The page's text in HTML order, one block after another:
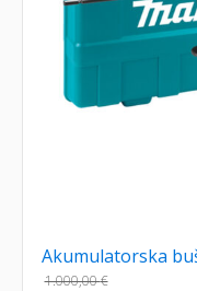
Akumulatorska
1.000,00€